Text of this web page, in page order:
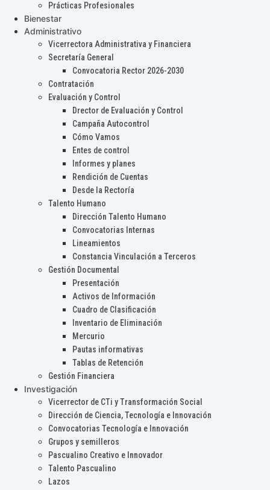
Prácticas Profesionales
Bienestar
Administrativo
Vicerrectora Administrativa y Financiera
Secretaría General
Convocatoria Rector 2026-2030
Contratación
Evaluación y Control
Drector de Evaluación y Control
Campaña Autocontrol
Cómo Vamos
Entes de control
Informes y planes
Rendición de Cuentas
Desde la Rectoría
Talento Humano
Dirección Talento Humano
Convocatorias Internas
Lineamientos
Constancia Vinculación a Terceros
Gestión Documental
Presentación
Activos de Información
Cuadro de Clasificación
Inventario de Eliminación
Mercurio
Pautas informativas
Tablas de Retención
Gestión Financiera
Investigación
Vicerrector de CTi y Transformación Social
Dirección de Ciencia, Tecnología e Innovación
Convocatorias Tecnología e Innovación
Grupos y semilleros
Pascualino Creativo e Innovador
Talento Pascualino
Lazos